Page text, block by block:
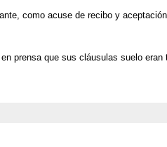
como acuse de recibo y
prensa que sus cláusulas suelo